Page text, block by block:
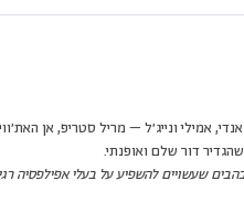
אמילי ונייג׳ל – מריל סטריפ, אן